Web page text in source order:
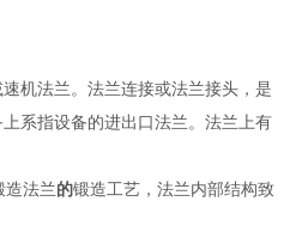
机法兰。法兰连接或法兰接头，是
系指设备的进出口法兰。法兰上有
造法兰的锻造工艺，法兰内部结构致